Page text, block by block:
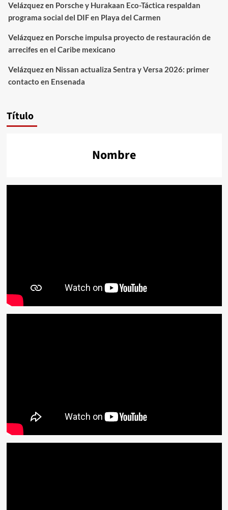
Velázquezen Porsche y Hurakaan Eco-Táctica respaldan
programa social del DIF en Playa del Carmen
Velázquezen Porsche impulsa proyecto de restauración de
arrecifes en el Caribe mexicano
Velázquezen Nissan actualiza Sentra y Versa 2026: primer
contacto en Ensenada
Título
Nombre